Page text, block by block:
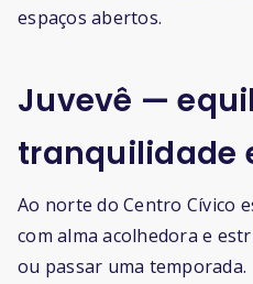
espaços abertos.
Juvevê —
tranquilidade
Ao norte do Centro Cívico
com alma acolhedora e
ou passar uma temporada.